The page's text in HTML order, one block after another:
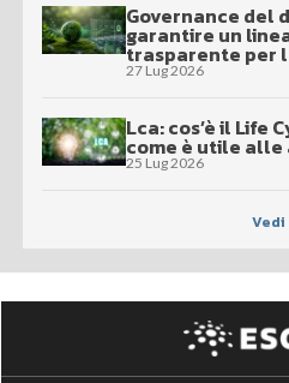
Governance del
garantire un
trasparente per
27 Lug 2026
Lca: cos’è il Life
come è utile alle
25 Lug 2026